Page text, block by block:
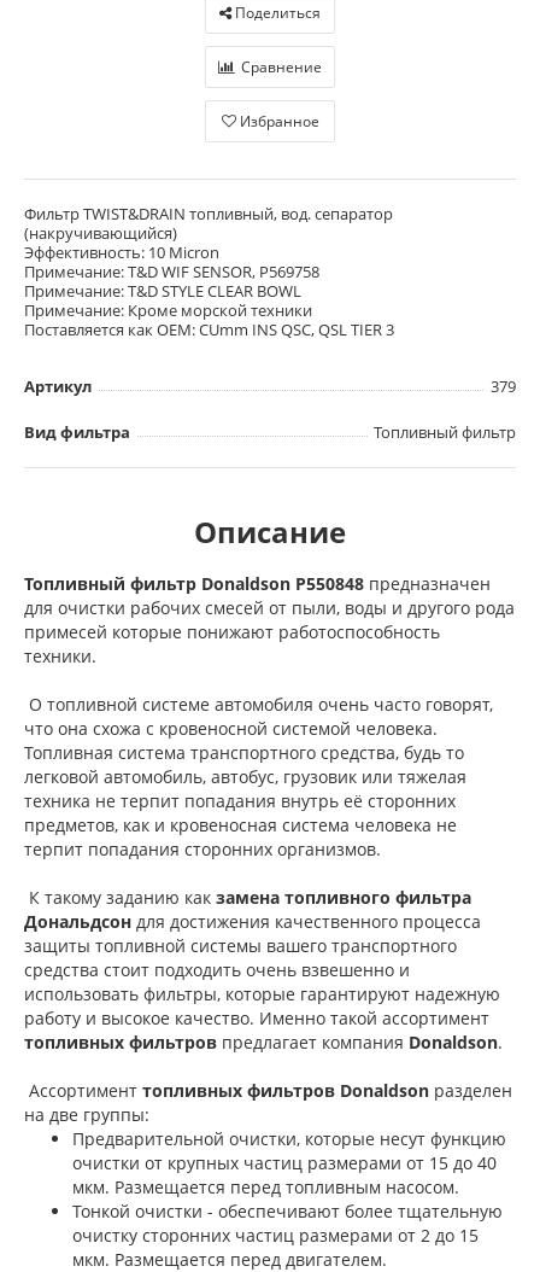
Поделиться
Сравнение
Избранное
Фильтр TWIST&DRAIN топливный, вод. сепаратор
(накручивающийся)
Эффективность: 10 Micron
Примечание: T&D WIF SENSOR, P569758
Примечание: T&D STYLE CLEAR BOWL
Примечание: Кроме морской техники
Поставляется как OEM: CUmm INS QSC, QSL TIER 3
Артикул 379
Вид фильтра Топливный фильтр
Описание
Топливный фильтр Donaldson P550848 предназначен
для очистки рабочих смесей от пыли, воды и другого рода
примесей которые понижают работоспособность
техники.
О топливной системе автомобиля очень часто говорят,
что она схожа с кровеносной системой человека.
Топливная система транспортного средства, будь то
легковой автомобиль, автобус, грузовик или тяжелая
техника не терпит попадания внутрь её сторонних
предметов, как и кровеносная система человека не
терпит попадания сторонних организмов.
К такому заданию как замена топливного фильтра
Дональдсон для достижения качественного процесса
защиты топливной системы вашего транспортного
средства стоит подходить очень взвешенно и
использовать фильтры, которые гарантируют надежную
работу и высокое качество. Именно такой ассортимент
топливных фильтров предлагает компания Donaldson.
Ассортимент топливных фильтров Donaldson разделен
на две группы:
Предварительной очистки, которые несут функцию
очистки от крупных частиц размерами от 15 до 40
мкм. Размещается перед топливным насосом.
Тонкой очистки - обеспечивают более тщательную
очистку сторонних частиц размерами от 2 до 15
мкм. Размещается перед двигателем.